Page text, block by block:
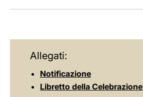
Allegati:
Notificazione
Libretto della Celebrazione